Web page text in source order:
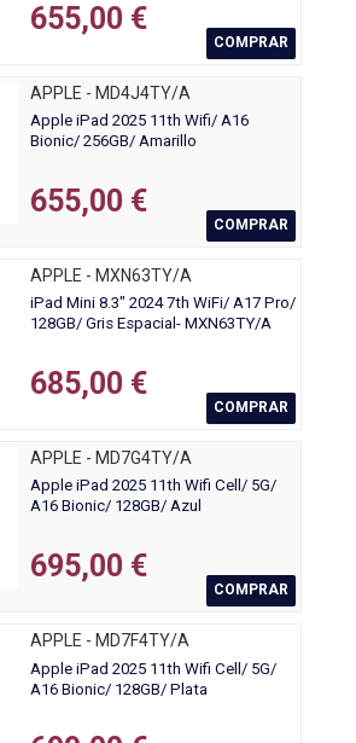
655,00 €
COMPRAR
APPLE - MD4J4TY/A
Apple iPad 2025 11th Wifi/ A16
Bionic/ 256GB/ Amarillo
655,00 €
COMPRAR
APPLE - MXN63TY/A
iPad Mini 8.3" 2024 7th WiFi/ A17 Pro/
128GB/ Gris Espacial- MXN63TY/A
685,00 €
COMPRAR
APPLE - MD7G4TY/A
Apple iPad 2025 11th Wifi Cell/ 5G/
A16 Bionic/ 128GB/ Azul
695,00 €
COMPRAR
APPLE - MD7F4TY/A
Apple iPad 2025 11th Wifi Cell/ 5G/
A16 Bionic/ 128GB/ Plata